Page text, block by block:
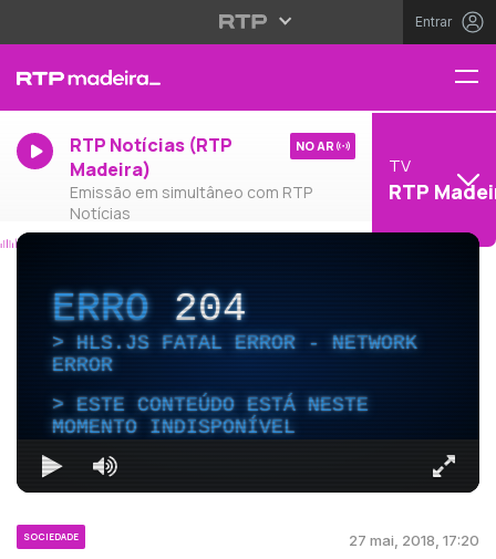
Entrar
RTP Notícias (RTP
Madeira)
Emissão em simultâneo com RTP
Notícias
NO AR
TV
RTP
ERRO204
HLS.JS FATAL ERROR - NETWORK
ERROR
ESTE CONTEÚDO ESTÁ NESTE
MOMENTO INDISPONÍVEL
SOCIEDADE 27 mai, 2018, 17:20